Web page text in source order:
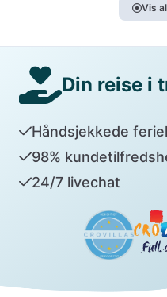
Vis
Din reise i
Håndsjekkede
98%
24/7 livechat